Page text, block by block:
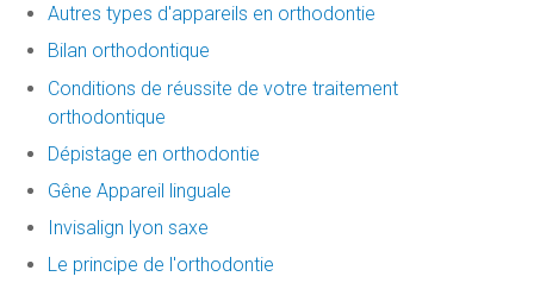
Autres types d'appareils en orthodontie
Bilan orthodontique
Conditions de réussite de votre traitement
orthodontique
Dépistage en orthodontie
Gêne Appareil linguale
Invisalign lyon saxe
Le principe de l'orthodontie